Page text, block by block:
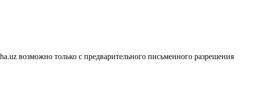
возможно только с предварительного письменного разрешения